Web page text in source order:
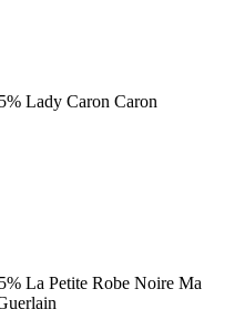
Lady Caron Caron
La Petite Robe Noire Ma